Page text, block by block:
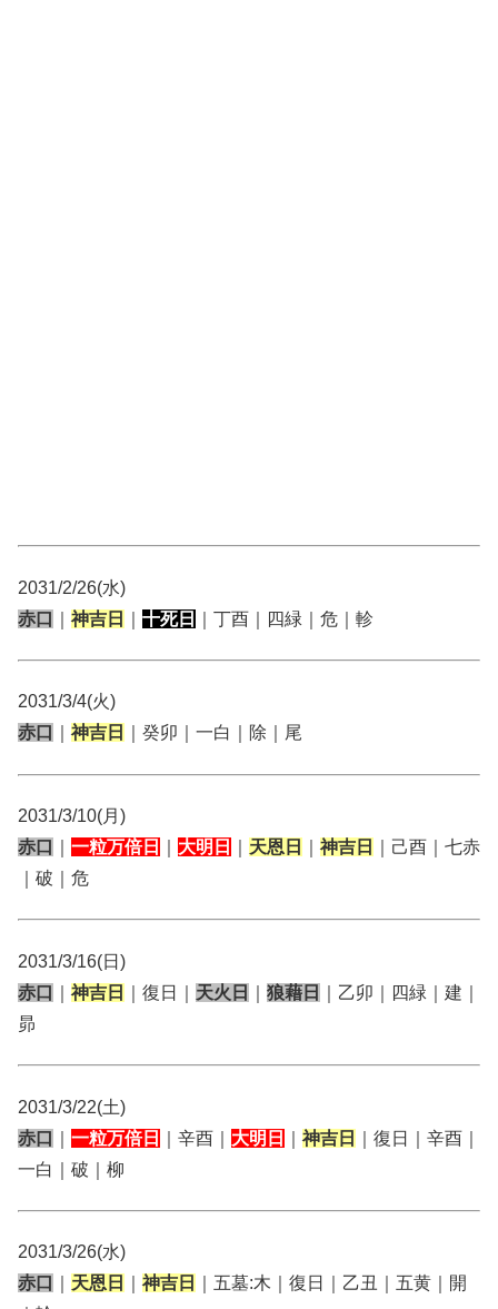
2031/2/26(水)
赤口
神吉日 十死日 ｜丁酉｜四緑｜危｜軫
2031/3/4(火)
赤口
神吉日 ｜癸卯｜一白｜除｜尾
2031/3/10(月)
赤口
一粒万倍日 大明日 天恩日 神吉日
｜己酉｜七赤
｜破｜危
2031/3/16(日)
赤口
神吉日 ｜復日｜ 天火日 狼藉日
｜乙卯｜四緑｜建｜
昴
2031/3/22(土)
赤口
一粒万倍日 ｜辛酉｜ 大明日 神吉日
｜復日｜辛酉｜
一白｜破｜柳
2031/3/26(水)
赤口
天恩日 神吉日
｜五墓:木｜復日｜乙丑｜五黄｜開